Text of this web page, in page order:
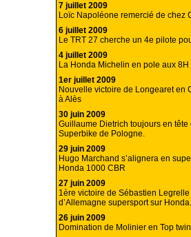
7 juillet 2009
Loïc Napoléone remercié de chez
6 juillet 2009
Le TRT 27 cherche un 4e pilote
4 juillet 2009
La Honda Michelin en pole aux 8H
1er juillet 2009
Nouvelle victoire de Longearet en
à Alès
30 juin 2009
Guillaume Dietrich toujours en
Superbike de Pologne.
29 juin 2009
Hugo Marchand s’alignera en
Honda 1000 CBR
27 juin 2009
1ère victoire de Sébastien
d’Allemagne supersport sur Honda.
26 juin 2009
Domination de Molinier en Top